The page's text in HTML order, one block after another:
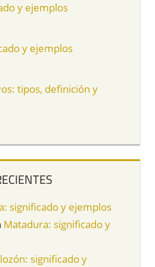
y ejemplos
y ejemplos
tipos, definición y
significado y ejemplos
Matadura: significado y
significado y